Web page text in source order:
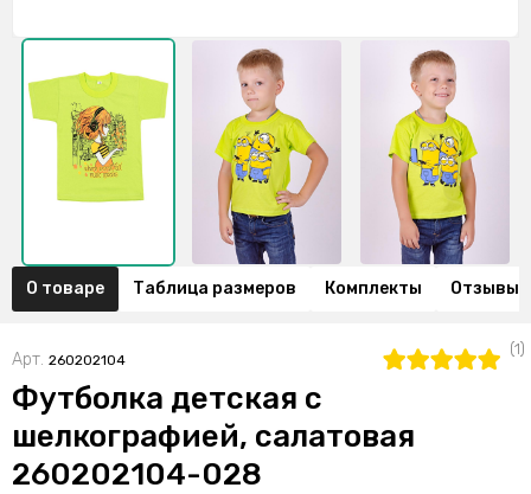
О товаре Таблица размеров Комплекты Отзывы
Арт. 260202104
(1)
Футболка детская с
шелкографией, салатовая
260202104-028